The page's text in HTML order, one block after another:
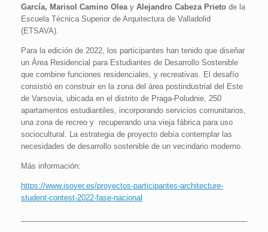
García, Marisol Camino Olea y Alejandro Cabeza Prieto de la
Escuela Técnica Superior de Arquitectura de Valladolid
(ETSAVA).
Para la edición de 2022, los participantes han tenido que diseñar
un Área Residencial para Estudiantes de Desarrollo Sostenible
que combine funciones residenciales, y recreativas. El desafío
consistió en construir en la zona del área postindustrial del Este
de Varsovia, ubicada en el distrito de Praga-Poludnie, 250
apartamentos estudiantiles, incorporando servicios comunitarios,
una zona de recreo y recuperando una vieja fábrica para uso
sociocultural. La estrategia de proyecto debía contemplar las
necesidades de desarrollo sostenible de un vecindario moderno.
Más información:
https://www.isover.es/proyectos-participantes-architecture-
student-contest-2022-fase-nacional